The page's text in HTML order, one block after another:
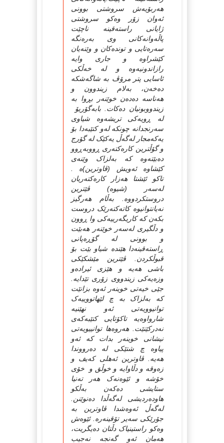
هه‌ربۆیه‌ش سروشتی بوونی
ئه‌وان زۆر وه‌کو سروشتی
ژایانی راسته‌قینه‌ ناچێت
پاڵه‌وانه‌کانی وی به‌ره‌نگه‌
سه‌ره‌تایی و تونده‌کان و وێنه‌یان
کێشراوه‌ و جاری وایه‌
رازاندونیه‌وه‌ و له‌ خه‌ڵکی
ئاسایی پتر مرۆڤ به‌ شاگه‌شکه‌
ده‌خه‌ن، به‌لام زیندوون و
هه‌ناسه‌ ده‌ده‌ن خوێنه‌ر بڕوا به‌
زیندووبونیان ده‌کات. بابه‌گۆریۆ
له‌ ڕویه‌کی تریشه‌وه‌ شیاوی
سه‌رنجدانه‌ چونکه‌ له‌و کتێبه‌دا بۆ
یه‌که‌مجار له‌گه‌ڵ یه‌کێک له‌ گۆرج
و گۆڵترین کاره‌کته‌ری ڕووبه‌ڕوو
ده‌بێته‌وه‌ که‌ به‌لزاک وێنه‌ی
کێشاوه‌ ئه‌ویش (ڤاوترین)ه‌ .
تاکو ئێشتا هه‌زار کاره‌کته‌ریان
له‌سه‌ر (شیوه‌) ڤێترین
دروستکردووه‌. به‌ڵام هه‌رگیز
نه‌یانتوانیوه‌ کاته‌کته‌رێک دروست
بکه‌ن که‌ کاریگه‌رییه‌کی وا ڕوون
و دڵگیری له‌سه‌ر خوێنه‌ر هه‌بێت
و بوونی له‌ گۆڕه‌پانی
ڕاسته‌قینه‌دا هێنده‌ شیاو بێت بۆ
قبوڵكردن. ڤێترین مێشکێكی
باشی هه‌یه‌ و هێزی ئیراده‌و
وزه‌یه‌کی زیندووی زۆری تێدایه‌.
جێی خیه‌تی خوینه‌ر ئه‌وه‌ بزانێت
که‌ به‌لزاک به‌ چ لێهاتووییه‌ک
توانیوویه‌تی ئه‌و نهێنیه‌
شارواوه‌یه‌ تاکۆتایی کتێبه‌که‌ی
نه‌درکێنێت. هه‌روه‌ها توانییویه‌تی
نیشانی خوینه‌ر بدات که‌ ئه‌و
پیاوه‌ چ شتێكی له‌ ده‌رووندا
هه‌یه‌. ڤاوترین ئه‌هلی که‌یف و
زه‌وقه‌ و دڵاوایه‌ و خوڵق و خۆی
خۆشه‌ و ئێوه‌نه‌ک هه‌ر ته‌نیا
ستایشی ده‌که‌ن به‌ڵکو
هاوده‌ردیشی له‌گه‌ڵدا ده‌نوێنن.
له‌گه‌ڵ ئه‌وه‌شدا ڤاوترین به‌
جۆرێکی سه‌یر تۆقینه‌ره‌. ئێوه‌ش
وه‌کو راستینیاک دڵتان ده‌یگریت،
هه‌مان ئه‌و گه‌نجه‌ نه‌جیب